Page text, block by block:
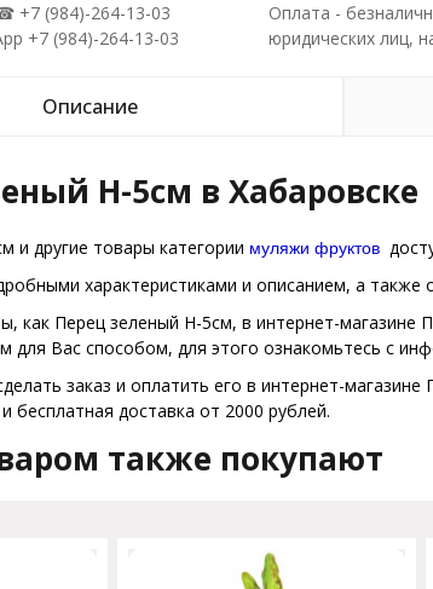
+7 (984)-264-13-03
+7 (984)-264-13-03
Оплата -
юридических лиц,
Описание
H-5см в Хабаровске
и другие товары категории муляжи фруктов
характеристиками и описанием, а
как Перец зеленый H-5см, в интернет-
для Вас способом, для этого ознакомьтесь с
заказ и оплатить его в интернет-
бесплатная доставка от 2000 рублей.
также покупают